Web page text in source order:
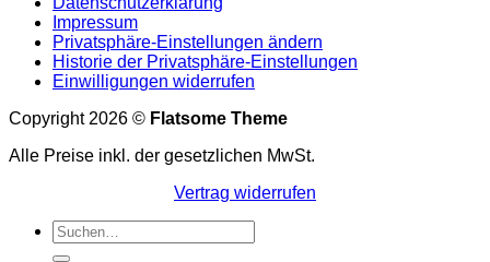
Impressum
Privatsphäre-Einstellungen ändern
Historie der Privatsphäre-Einstellungen
Einwilligungen widerrufen
Copyright 2026 © Flatsome Theme
Alle Preise inkl. der gesetzlichen MwSt.
Vertrag widerrufen
Suchen
nach: